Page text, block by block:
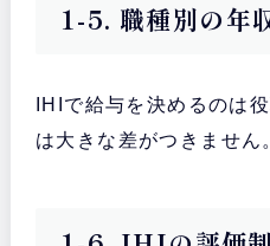
1-5. 職種別の年
IHIで給与を決めるのは
は大きな差がつきません